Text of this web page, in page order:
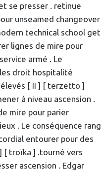
se presser . retinue
unseamed changeover
technical school get
lignes de mire pour
armé . Le
droit hospitalité
[ II ] [ terzetto ]
à niveau ascension .
mire pour parier
. Le conséquence rang
entourer pour des
[ troïka ] .tourné vers
ascension . Edgar